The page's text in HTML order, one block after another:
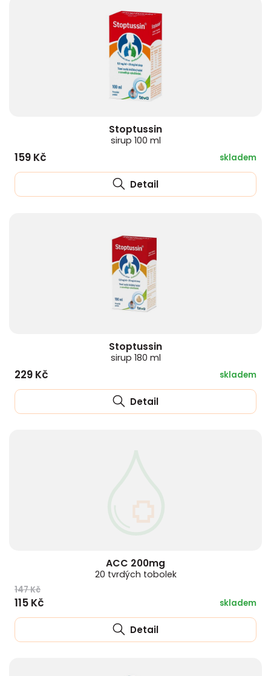
Stoptussin
sirup 100 ml
159 Kč skladem
Detail
Stoptussin
sirup 180 ml
229 Kč skladem
Detail
ACC 200mg
20 tvrdých tobolek
147 Kč
115 Kč skladem
Detail